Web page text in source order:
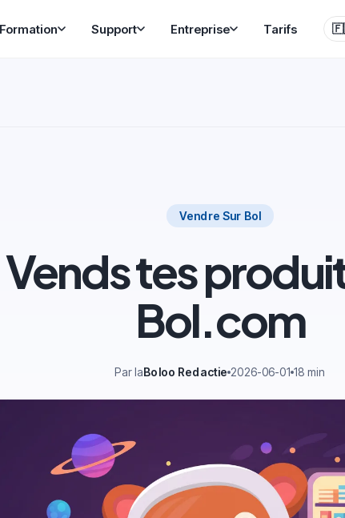
Formation Support Entreprise Tarifs
Vendre Sur Bol
Vends tes
Bol.com
Par laBoloo Redactie 2026-06-01 18 min